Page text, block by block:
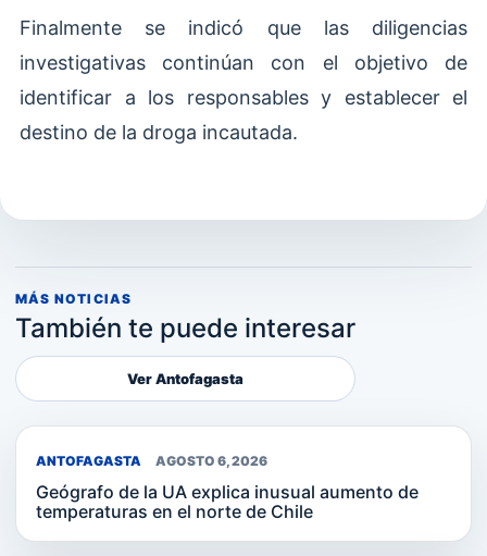
Finalmente se indicó que las diligencias
investigativas continúan con el objetivo de
identificar a los responsables y establecer el
destino de la droga incautada.
MÁS NOTICIAS
También te puede interesar
Ver Antofagasta
ANTOFAGASTA AGOSTO 6, 2026
Geógrafo de la UA explica inusual aumento de
temperaturas en el norte de Chile